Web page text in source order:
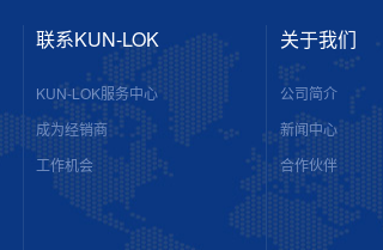
联系KUN-LOK
KUN-LOK服务中心
成为经销商
工作机会
关于我们
公司简介
新闻中心
合作伙伴